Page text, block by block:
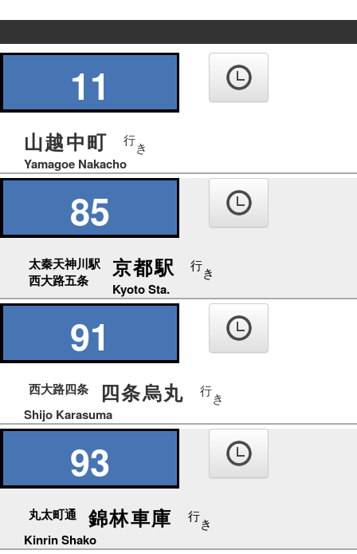
の
11
山越中町 行き
Yamagoe Nakacho
85
太秦天神川駅
西大路五条
京都駅 行き
Kyoto Sta.
91
西大路四条 四条烏丸 行き
Shijo Karasuma
93
丸太町通 錦林車庫 行き
Kinrin Shako